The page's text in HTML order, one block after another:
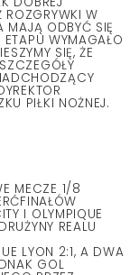
ROZGRYWKI W
MAJĄ ODBYĆ SIĘ
WYMAGAŁO
SIĘ, ŻE
PIŁKI NOŻNEJ.
MECZE 1/8
I OLYMPIQUE
REALU
LYON 2:1, A DWA
GOL